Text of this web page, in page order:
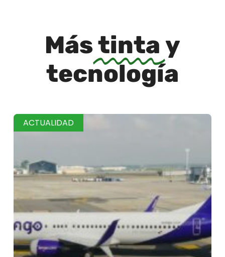
Mástinta y
tecnología
ACTUALIDAD